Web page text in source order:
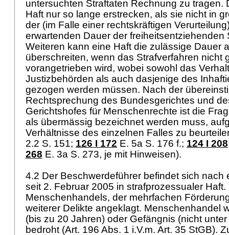
untersuchten Straftaten Rechnung zu tragen.
Haft nur so lange erstrecken, als sie nicht in
der (im Falle einer rechtskräftigen
erwartenden Dauer der freiheitsentziehenden
Weiteren kann eine Haft die zulässige Dauer
überschreiten, wenn das Strafverfahren nicht
vorangetrieben wird, wobei sowohl das
Justizbehörden als auch dasjenige des
gezogen werden müssen. Nach der
Rechtsprechung des Bundesgerichtes und
Gerichtshofes für Menschenrechte ist die
als übermässig bezeichnet werden muss,
Verhältnisse des einzelnen Falles zu
2.2 S. 151; 126 I 172 E. 5a S. 176 f.; 124 I 208
268 E. 3a S. 273, je mit Hinweisen).
4.2 Der Beschwerdeführer befindet sich nach
seit 2. Februar 2005 in strafprozessualer Haft.
Menschenhandels, der mehrfachen
weiterer Delikte angeklagt. Menschenhandel
(bis zu 20 Jahren) oder Gefängnis (nicht
bedroht (Art. 196 Abs. 1 i.V.m. Art. 35 StGB).